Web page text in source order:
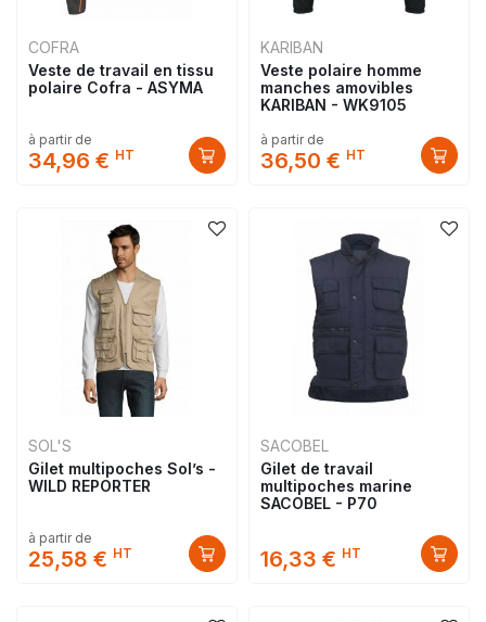
COFRA
Veste de travail en tissu
polaire Cofra - ASYMA
à partir de
34,96 € HT
KARIBAN
Veste polaire homme
manches amovibles
KARIBAN - WK9105
à partir de
36,50 € HT
SOL'S
Gilet multipoches Sol’s -
WILD REPORTER
à partir de
25,58 € HT
SACOBEL
Gilet de travail
multipoches marine
SACOBEL - P70
16,33 € HT